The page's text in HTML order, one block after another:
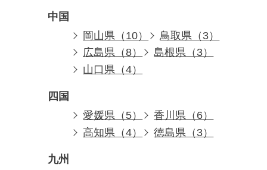
中国
岡山県（10）
鳥取県（3）
広島県（8）
島根県（3）
山口県（4）
四国
愛媛県（5）
香川県（6）
高知県（4）
徳島県（3）
九州